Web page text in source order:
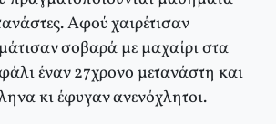
Αφού χαιρέτισαν
σοβαρά με μαχαίρι στα
έναν 27χρονο μετανάστη και
κι έφυγαν ανενόχλητοι.